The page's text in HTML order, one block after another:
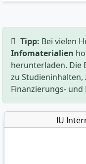
Tipp: Bei vielen
Infomaterialien
herunterladen. Die
zu Studieninhalten,
Finanzierungs-
IU